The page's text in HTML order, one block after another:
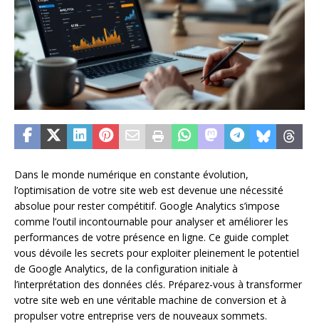
Dans le monde numérique en constante évolution,
l’optimisation de votre site web est devenue une nécessité
absolue pour rester compétitif. Google Analytics s’impose
comme l’outil incontournable pour analyser et améliorer les
performances de votre présence en ligne. Ce guide complet
vous dévoile les secrets pour exploiter pleinement le potentiel
de Google Analytics, de la configuration initiale à
l’interprétation des données clés. Préparez-vous à transformer
votre site web en une véritable machine de conversion et à
propulser votre entreprise vers de nouveaux sommets.